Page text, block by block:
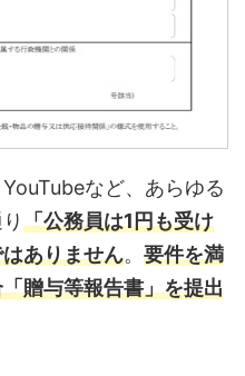
など、あらゆる
「公務員は1円も受け
ありません。 要件を満
贈与等報告書」を提出